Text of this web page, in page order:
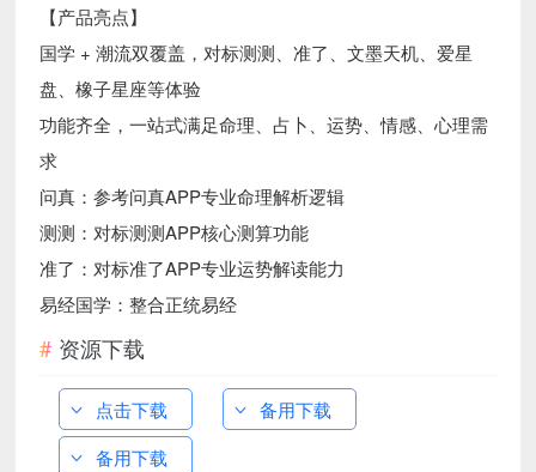
【产品亮点】
国学 + 潮流双覆盖，对标测测、准了、文墨天机、爱星
盘、橡子星座等体验
功能齐全，一站式满足命理、占卜、运势、情感、心理需
求
问真：参考问真APP专业命理解析逻辑
测测：对标测测APP核心测算功能
准了：对标准了APP专业运势解读能力
易经国学：整合正统易经
资源下载
点击下载
备用下载
备用下载